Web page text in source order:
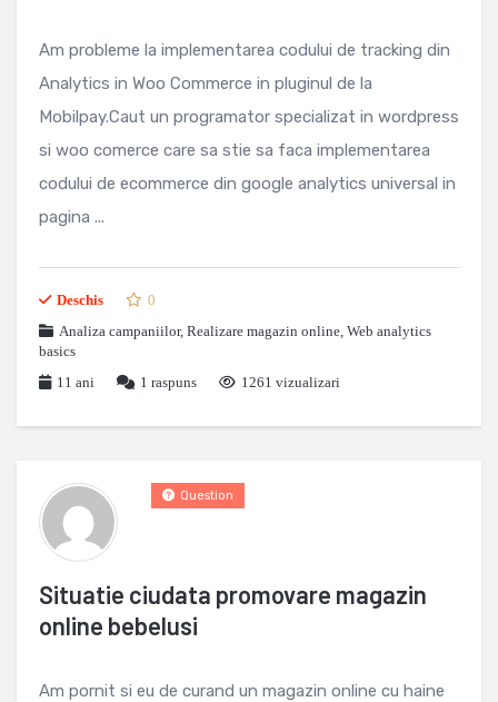
Am probleme la implementarea codului de tracking din
Analytics in Woo Commerce in pluginul de la
Mobilpay.Caut un programator specializat in wordpress
si woo comerce care sa stie sa faca implementarea
codului de ecommerce din google analytics universal in
pagina ...
Deschis
0
Analiza campaniilor, Realizare magazin online, Web analytics
basics
11 ani
1 raspuns 1261 vizualizari
Situatie ciudata promovare magazin
online bebelusi
Question
Am pornit si eu de curand un magazin online cu haine